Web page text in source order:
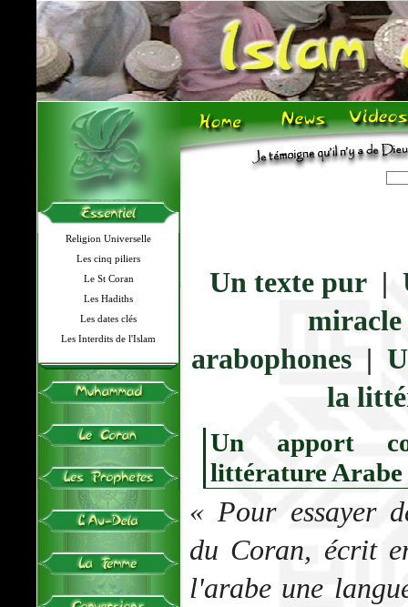
Religion Universelle
Les cinq piliers
Le St Coran
Les Hadiths
Les dates clés
Les Interdits de l'Islam
Un texte pur|
miracle
arabophones |
la
Un apport
littérature Arabe
« Pour essayer
du Coran, écrit
l'arabe une